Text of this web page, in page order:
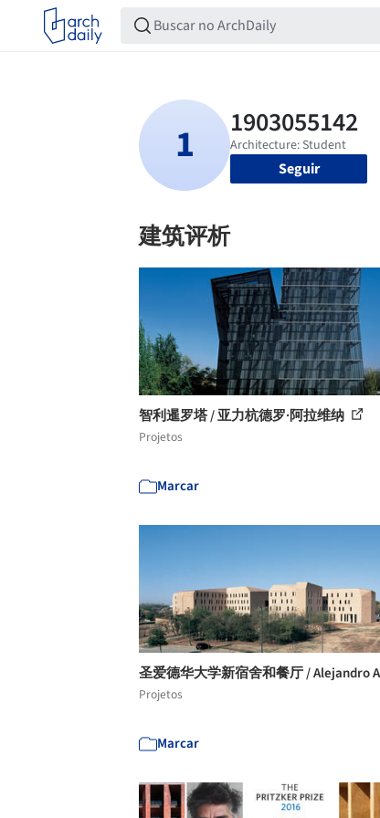
Seguir
建筑评析
智利暹罗塔 / 亚力杭德罗·阿拉维纳
Projetos
Marcar
圣爱德华大学新宿舍和餐厅 / Alejandro
Projetos
Marcar